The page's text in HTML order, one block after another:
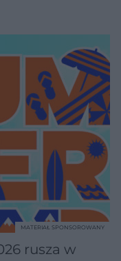
rusza w
MATERIAŁ SPONSOROWANY